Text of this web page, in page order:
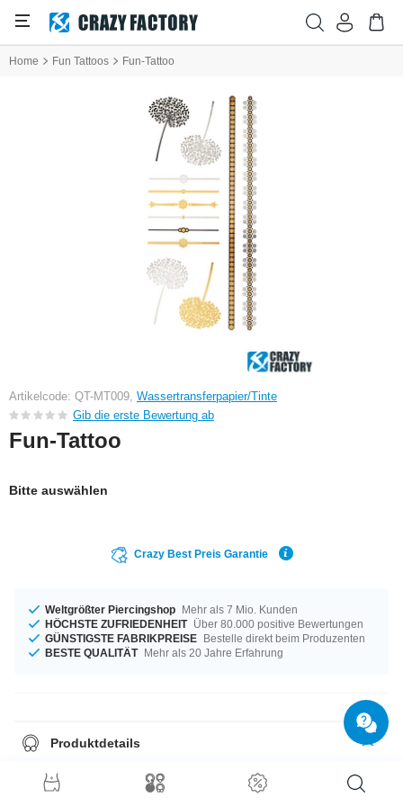
Home Fun Tattoos Fun-Tattoo
Artikelcode: QT-MT009, Wassertransferpapier/Tinte
Gib die erste Bewertung ab
Fun-Tattoo
Bitte auswählen
Crazy Best Preis Garantie
Weltgrößter Piercingshop Mehr als 7 Mio. Kunden
HÖCHSTE ZUFRIEDENHEIT Über 80.000 positive Bewertungen
GÜNSTIGSTE FABRIKPREISE Bestelle direkt beim Produzenten
BESTE QUALITÄT Mehr als 20 Jahre Erfahrung
Produktdetails
Kann einfach entfernt werden.